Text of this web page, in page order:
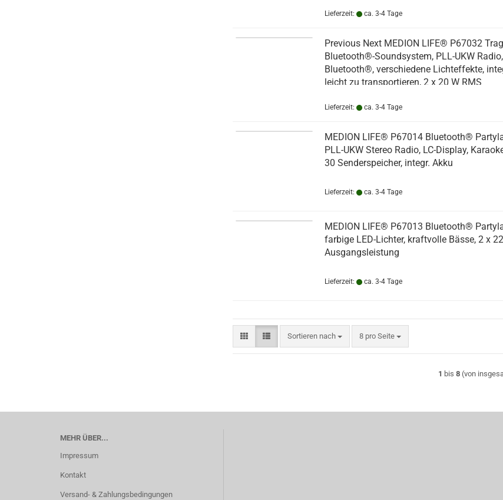
Lieferzeit: ca. 3-4 Tage
Previous Next MEDION LIFE® P67032
Bluetooth®-Soundsystem, PLL-UKW
Bluetooth®, verschiedene Lichteffekte,
leicht zu transportieren, 2 x 20 W RMS
Lieferzeit: ca. 3-4 Tage
MEDION LIFE® P67014 Bluetooth®
PLL-UKW Stereo Radio, LC-Display,
30 Senderspeicher, integr. Akku
Lieferzeit: ca. 3-4 Tage
MEDION LIFE® P67013 Bluetooth®
farbige LED-Lichter, kraftvolle Bässe, 2 x
Ausgangsleistung
Lieferzeit: ca. 3-4 Tage
Sortieren nach
Sortieren nach 8 pro Seite
pro Seite
1 bis 8(von
MEHR ÜBER...
Impressum
Kontakt
Versand- & Zahlungsbedingungen